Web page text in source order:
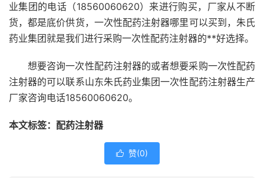
业集团的电话（18560060620）来进行购买，厂家从不断
货，都是底价供货，一次性配药注射器哪里可以买到，朱氏
药业集团就是我们进行采购一次性配药注射器的**好选择。
想要咨询一次性配药注射器的或者想要采购一次性配药
注射器的可以联系山东朱氏药业集团一次性配药注射器生产
厂家咨询电话18560060620。
本文标签：配药注射器
 赞(0)